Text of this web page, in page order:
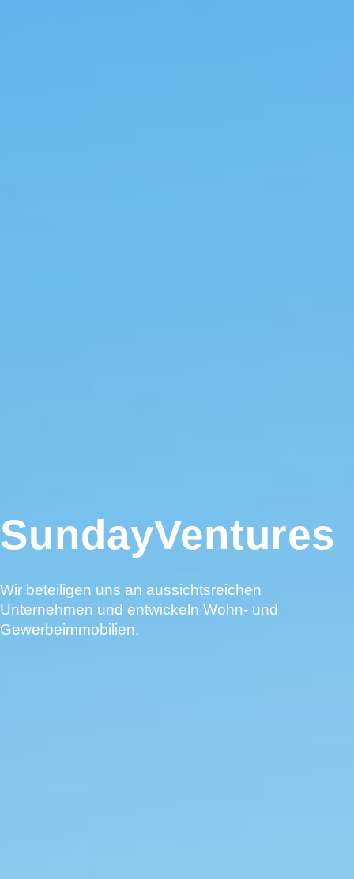
SundayVentures
Wir beteiligen uns an aussichtsreichen
Unternehmen und entwickeln Wohn- und
Gewerbeimmobilien.